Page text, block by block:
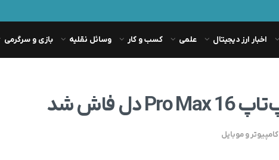
اخبار ارز دیجیتال علمی کسب و کار وسائل نقلیه بازی و سرگرمی
کامپیوتر و موبایل